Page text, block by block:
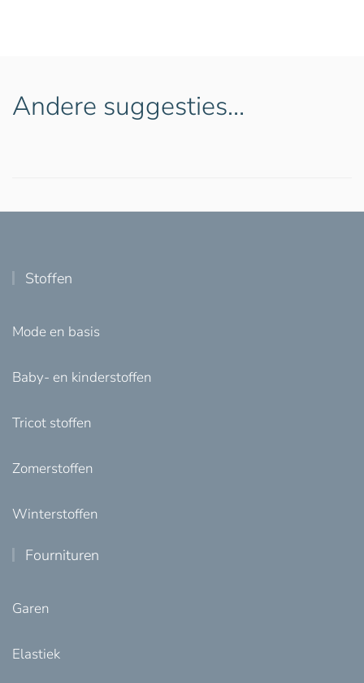
Andere suggesties…
Stoffen
Mode en basis
Baby- en kinderstoffen
Tricot stoffen
Zomerstoffen
Winterstoffen
Fournituren
Garen
Elastiek